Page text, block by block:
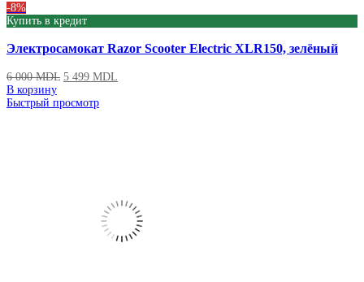
-8%
Купить в кредит
Электросамокат Razor Scooter Electric XLR150, зелёный
6 000MDL 5 499 MDL
В корзину
Быстрый просмотр